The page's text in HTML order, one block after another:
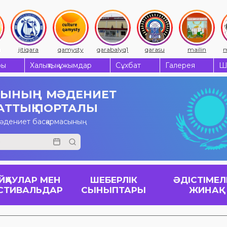
jitiqara qamysty qarabalyq1 qarasu mailin
Халықтық ұжымдар Сұхбат Галерея
МӘДЕНИЕТ
ПОРТАЛЫ
басқармасының
МЕН
ШЕБЕРЛІК
СЫНЫПТАРЫ
ЖИНАҚ